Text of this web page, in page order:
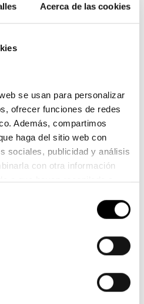
Acerca de las cookies
se usan para personalizar
ofrecer funciones de redes
Además, compartimos
haga del sitio web con
sociales, publicidad y análisis
con otra información
o que hayan recopilado a
el siguiente
. Consulta